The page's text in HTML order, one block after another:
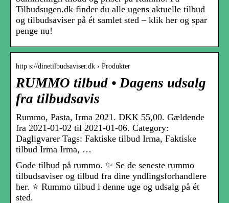
Tilbudsugen.dk finder du alle ugens aktuelle tilbud
og tilbudsaviser på ét samlet sted – klik her og spar
penge nu!
http s://dinetilbudsaviser.dk › Produkter
RUMMO tilbud • Dagens udsalg
fra tilbudsavis
Rummo, Pasta, Irma 2021. DKK 55,00. Gældende
fra 2021-01-02 til 2021-01-06. Category:
Dagligvarer Tags: Faktiske tilbud Irma, Faktiske
tilbud Irma Irma, …
Gode tilbud på rummo. ✨ Se de seneste rummo
tilbudsaviser og tilbud fra dine yndlingsforhandlere
her. ⭐ Rummo tilbud i denne uge og udsalg på ét
sted.